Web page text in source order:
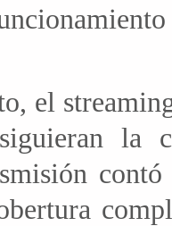
el
la
contó